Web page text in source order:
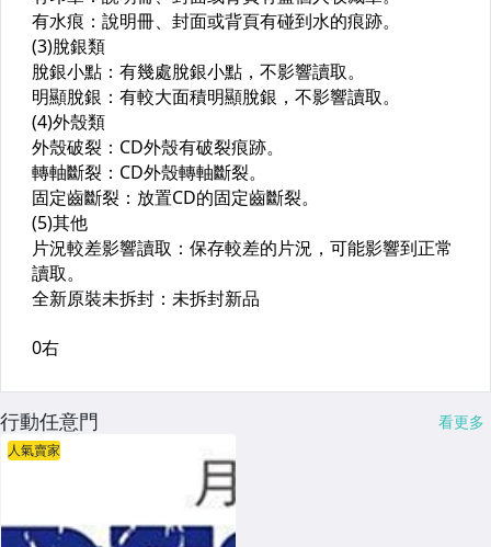
行動任意門 看更多
人氣賣家